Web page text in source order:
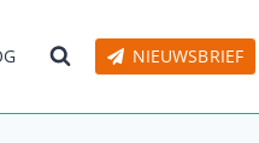
NIEUWSBRIEF